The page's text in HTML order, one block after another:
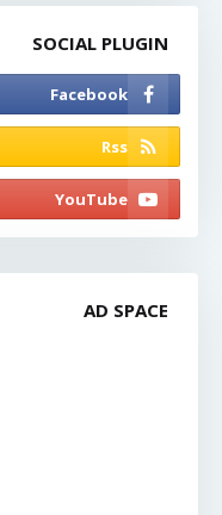
SOCIAL PLUGIN
AD SPACE